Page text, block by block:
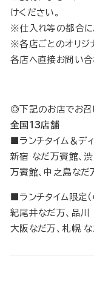
けください。
※仕入れ等の都合に
※各店ごとのオリジ
各店へ直接お問い合
◎下記のお店でお召
全国13店舗
■ランチタイム＆デ
新宿 なだ万賓館、
万賓館、中之島なだ
■ランチタイム限定
紀尾井なだ万、品川
大阪なだ万、札幌